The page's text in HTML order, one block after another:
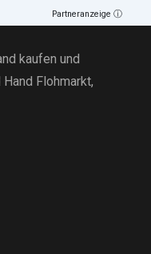
Partneranzeige ⓘ
kaufen und
Hand Flohmarkt,